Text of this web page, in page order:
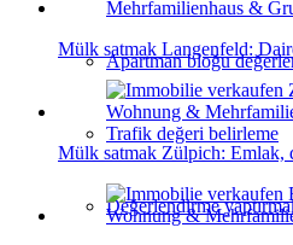
Apartman bloğu
Trafik değeri belirleme
Değerlendirme
Mülk satmak Langenfeld:
Mülk satmak Zülpich: Emlak,